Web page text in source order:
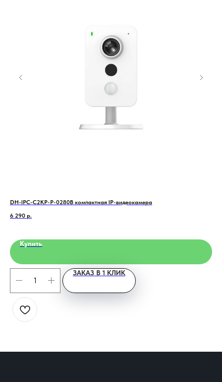
Home Favorites
DH-IPC-C2KP-P-0280B компактная IP-видеокамера
6 290 р.
Купить
ЗАКАЗ В 1 КЛИК